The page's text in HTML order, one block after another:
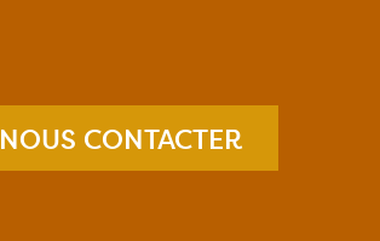
NOUS CONTACTER